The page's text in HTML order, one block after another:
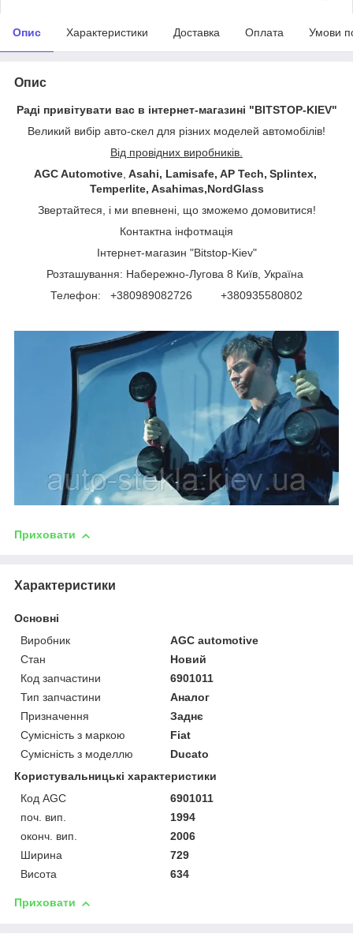
Опис Характеристики Доставка Оплата Умови
Опис
Раді привітувати вас в інтернет-магазині "BITSTOP-KIEV"
Великий вибір авто-скел для різних моделей автомобілів!
Від провідних виробників.
AGC Automotive Asahi, Lamisafe, AP Tech, Splintex,
Temperlite, Asahimas,NordGlass
Звертайтеся, і ми впевнені, що зможемо домовитися!
Контактна інфотмація
Інтернет-магазин "Bitstop-Kiev"
Розташування: Набережно-Лугова 8 Київ, Україна
Телефон: +380989082726 +380935580802
Приховати
Характеристики
Основні
Виробник
AGC automotive
Стан
Новий
Код запчастини
6901011
Тип запчастини
Аналог
Призначення
Заднє
Сумісність з маркою
Fiat
Сумісність з моделлю
Ducato
Користувальницькі характеристики
Код AGC
6901011
поч. вип.
1994
оконч. вип.
2006
Ширина
729
Висота
634
Приховати